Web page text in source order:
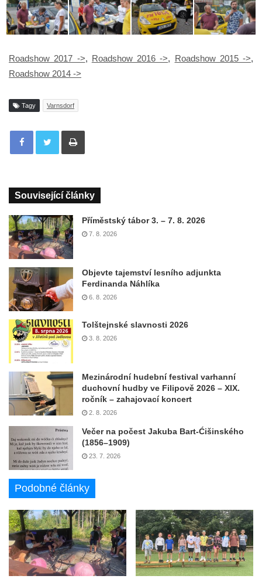
Roadshow 2017 ->, Roadshow 2016 ->, Roadshow 2015 ->,
Roadshow 2014 ->
Tagy Varnsdorf
Tisknout
Související články
Příměstský tábor 3. – 7. 8. 2026
7. 8. 2026
Objevte tajemství lesního adjunkta
Ferdinanda Náhlíka
6. 8. 2026
Tolštejnské slavnosti 2026
3. 8. 2026
Mezinárodní hudební festival varhanní
duchovní hudby ve Filipově 2026 – XIX.
ročník – zahajovací koncert
2. 8. 2026
Večer na počest Jakuba Bart-Ćišinského
(1856–1909)
23. 7. 2026
Podobné články